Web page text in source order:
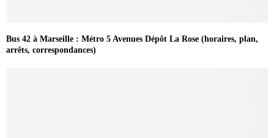
Bus 42 à Marseille : Métro 5 Avenues Dépôt La Rose (horaires, plan,
arrêts, correspondances)